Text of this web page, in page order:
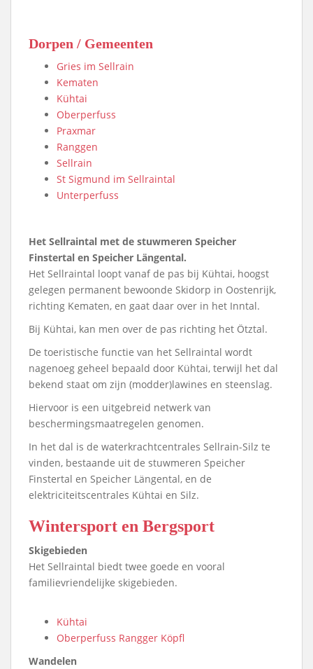
Dorpen / Gemeenten
Gries im Sellrain
Kematen
Kühtai
Oberperfuss
Praxmar
Ranggen
Sellrain
St Sigmund im Sellraintal
Unterperfuss
Het Sellraintal met de stuwmeren Speicher
Finstertal en Speicher Längental.
Het Sellraintal loopt vanaf de pas bij Kühtai, hoogst
gelegen permanent bewoonde Skidorp in Oostenrijk,
richting Kematen, en gaat daar over in het Inntal.
Bij Kühtai, kan men over de pas richting het Ötztal.
De toeristische functie van het Sellraintal wordt
nagenoeg geheel bepaald door Kühtai, terwijl het dal
bekend staat om zijn (modder)lawines en steenslag.
Hiervoor is een uitgebreid netwerk van
beschermingsmaatregelen genomen.
In het dal is de waterkrachtcentrales Sellrain-Silz te
vinden, bestaande uit de stuwmeren Speicher
Finstertal en Speicher Längental, en de
elektriciteitscentrales Kühtai en Silz.
Wintersport en Bergsport
Skigebieden
Het Sellraintal biedt twee goede en vooral
familievriendelijke skigebieden.
Kühtai
Oberperfuss Rangger Köpfl
Wandelen